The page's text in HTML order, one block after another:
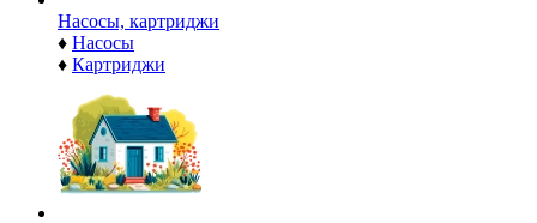
Насосы, картриджи
♦ Насосы
♦ Картриджи